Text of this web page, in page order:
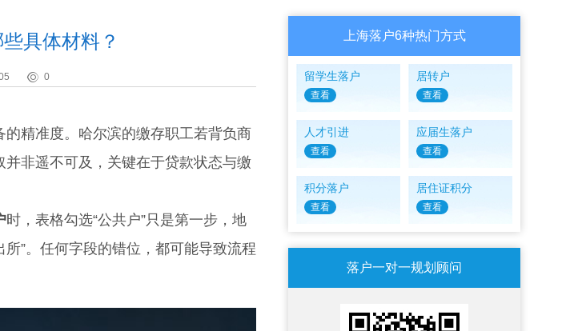
具体材料？
0
精准度。哈尔滨的缴存职工若背负商
非遥不可及，关键在于贷款状态与缴
时，表格勾选“公共户”只是第一步，地
”。任何字段的错位，都可能导致流程
上海落户6种热门方式
留学生落户
查看
居转户
查看
人才引进
查看
应届生落户
查看
积分落户
查看
居住证积分
查看
落户一对一规划顾问